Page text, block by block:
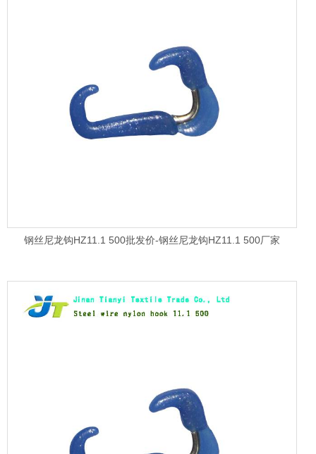
钢丝尼龙钩HZ11.1 500批发价-钢丝尼龙钩HZ11.1 500厂家